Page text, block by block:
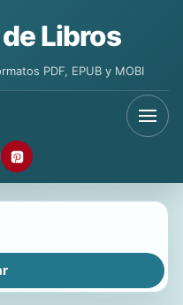
Libros
PDF, EPUB y MOBI